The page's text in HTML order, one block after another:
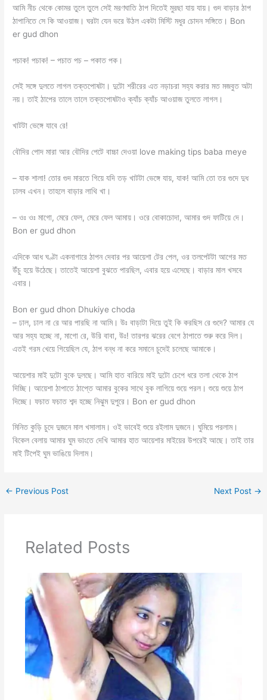
আমি নীচ থেকে কোমর তুলে তুলে সেই মরণঘাতি ঠাপ দিতেই মুরছা যায় যায়। গুদ বাড়ার ঠাপ
ঠাপানিতে সে কি আওয়াজ। ঘরটা যেন ভরে উঠল একটা মিস্টি মধুর চোদন সঙ্গিতে। Bon
er gud dhon
পচাক! পচাক! – পচাত পচ – পকাত পক।
সেই সঙ্গে দুলতে লাগল তক্তপোষটা। দুটো শরীরের এত নড়াচরা সহ্য করার মত মজবুত অটা
নয়। তাই ঠাপের তালে তালে তক্তপোষটাও ক্যাঁচ ক্যাঁচ আওয়াজ তুলতে লাগল।
খাটটা ভেঙ্গে যাবে রে!
বৌদির পোদ মারা আর বৌদির পেটে বাচ্চা দেওয়া love making tips baba meye
– যাক শালা! তোর গুদ মারতে গিয়ে যদি তড় খাটটা ভেঙ্গে যায়, যাক! আমি তো তর গুদে দুধ
ঢালব এখন। তাহলে বাড়ার লাথি খা।
– ওঃ ওঃ মাগো, মেরে ফেল, মেরে ফেল আমায়। ওরে বোকাচোদা, আমার গুদ ফাটিয়ে দে।
Bon er gud dhon
এদিকে আধ ঘণ্টা একনাগারে ঠাপন দেবার পর আয়েশা টের পেল, ওর তলপেটটা আগের মত
উঁচু হয়ে উঠেছে। তাতেই আয়েশা বুঝতে পারছিল, এবার হয়ে এসেছে। বাড়ার মাল খসবে
এবার।
Bon er gud dhon Dhukiye choda
– ঢাল, ঢাল না রে আর পারছি না আমি। উঃ বাড়াটা দিয়ে তুই কি করছিস রে গুদে? আমার যে
আর সহ্য হচ্ছে না, মাগো রে, উরি বাবা, উঃ! তারপর ঝরের বেগে ঠাপাতে শুরু করে দিল।
এতই গরম খেয়ে গিয়েছিল যে, ঠাপ বন্ধ না করে সমানে চুদেই চলেছে আমাকে।
আয়েশার মাই দুটো বুকে দুলছে। আমি হাত বারিয়ে মাই দুটো চেপে ধরে তলা থেকে ঠাপ
দিচ্ছি। আয়েশা ঠাপাতে ঠাপ্তে আমার বুকের সাথে বুক লাগিয়ে শুয়ে পরল। শুয়ে শুয়ে ঠাপ
দিচ্ছে। ফচাত ফচাত শব্দ হচ্ছে নিঝুম দুপুরে। Bon er gud dhon
মিনিত কুড়ি চুদে দুজনে মাল খসালাম। ওই ভাবেই শুয়ে রইলাম দুজনে। ঘুমিয়ে পরলাম।
বিকেল বেলায় আমার ঘুম ভাংতে দেখি আমার হাত আয়েশার মাইয়ের উপরেই আছে। তাই তার
মাই টিপেই ঘুম ভাঙিয়ে দিলাম।
← Previous Post Next Post →
Related Posts